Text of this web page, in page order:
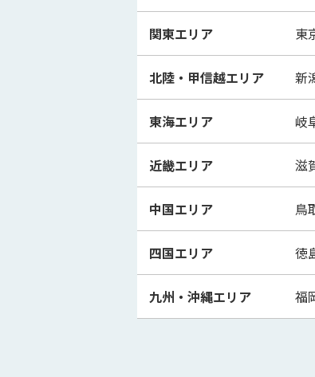
関東エリア 東
北陸・甲信越エリア 新
東海エリア 岐
近畿エリア 滋
中国エリア 鳥
四国エリア 徳
九州・沖縄エリア 福